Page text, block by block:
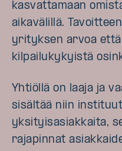
kasvattamaan
aikavälillä.
yrityksen arvoa
kilpailukykyistä
Yhtiöllä on laaja ja
sisältää niin
yksityisasiakkaita,
rajapinnat